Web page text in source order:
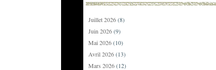
Juillet 2026(8)
Juin 2026(9)
Mai 2026(10)
Avril 2026(13)
Mars 2026(12)